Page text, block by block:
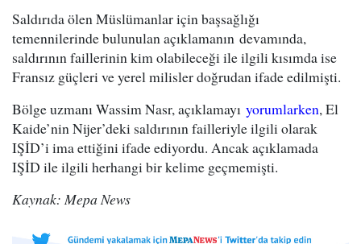
Saldırıda ölen Müslümanlar için başsağlığı
temennilerinde bulunulan açıklamanın devamında,
saldırının faillerinin kim olabileceği ile ilgili kısımda ise
Fransız güçleri ve yerel milisler doğrudan ifade edilmişti.
Bölge uzmanı Wassim Nasr, açıklamayı yorumlarken, El
Kaide’nin Nijer’deki saldırının failleriyle ilgili olarak
IŞİD’i ima ettiğini ifade ediyordu. Ancak açıklamada
IŞİD ile ilgili herhangi bir kelime geçmemişti.
Kaynak: Mepa News